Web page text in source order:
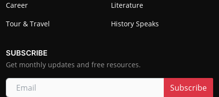
Career
Literature
Tour & Travel
History Speaks
SUBSCRIBE
Get monthly updates and free resources.
Subscribe